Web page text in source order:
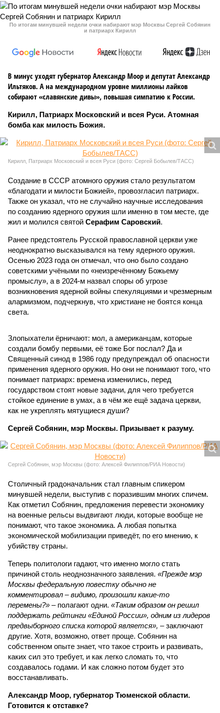
По итогам минувшей недели очки набирают мэр Москвы Сергей Собянин
и патриарх Кирилл
В минус уходят губернатор Александр Моор и депутат Александр
Ильтяков. А на международном уровне миллионы лайков
собирают «славянские дивы», повышая симпатию к России.
Кирилл, Патриарх Московский и всея Руси. Атомная
бомба как милость Божия.
Кирилл, Патриарх Московский и всея Руси (фото: Сергей Бобылев/ТАСС)
Создание в СССР атомного оружия стало результатом
«благодати и милости Божией», провозгласил патриарх.
Также он указал, что не случайно научные исследования
по созданию ядерного оружия шли именно в том месте, где
жил и молился святой Серафим Саровский.
Ранее предстоятель Русской православной церкви уже
неоднократно высказывался на тему ядерного оружия.
Осенью 2023 года он отмечал, что оно было создано
советскими учёными по «неизречённому Божьему
промыслу», а в 2024-м назвал споры об угрозе
возникновения ядерной войны спекуляциями и чрезмерным
алармизмом, подчеркнув, что христиане не боятся конца
света.
Злопыхатели ёрничают: мол, а американцам, которые
создали бомбу первыми, её тоже Бог послал? Да и
Священный синод в 1986 году предупреждал об опасности
применения ядерного оружия. Но они не понимают того, что
понимает патриарх: времена изменились, перед
государством стоят новые задачи, для чего требуется
стойкое единение в умах, а в чём же ещё задача церкви,
как не укреплять мятущиеся души?
Сергей Собянин, мэр Москвы. Призывает к разуму.
Сергей Собянин, мэр Москвы (фото: Алексей Филиппов/РИА Новости)
Столичный градоначальник стал главным спикером
минувшей недели, выступив с поразившим многих спичем.
Как отметил Собянин, предложения перевести экономику
на военные рельсы выдвигают люди, которые вообще не
понимают, что такое экономика. А любая попытка
экономической мобилизации приведёт, по его мнению, к
убийству страны.
Теперь политологи гадают, что именно могло стать
причиной столь неоднозначного заявления. «Прежде мэр
Москвы федеральную повестку обычно не
комментировал – видимо, произошли какие-то
перемены?» – полагают одни. «Таким образом он решил
поддержать рейтинги «Единой России», одним из лидеров
предвыборного списка которой является», – заключают
другие. Хотя, возможно, ответ проще. Собянин на
собственном опыте знает, что такое строить и развивать,
каких сил это требует, и как легко сломать то, что
создавалось годами. И как сложно потом будет это
восстанавливать.
Александр Моор, губернатор Тюменской области.
Готовится к отставке?